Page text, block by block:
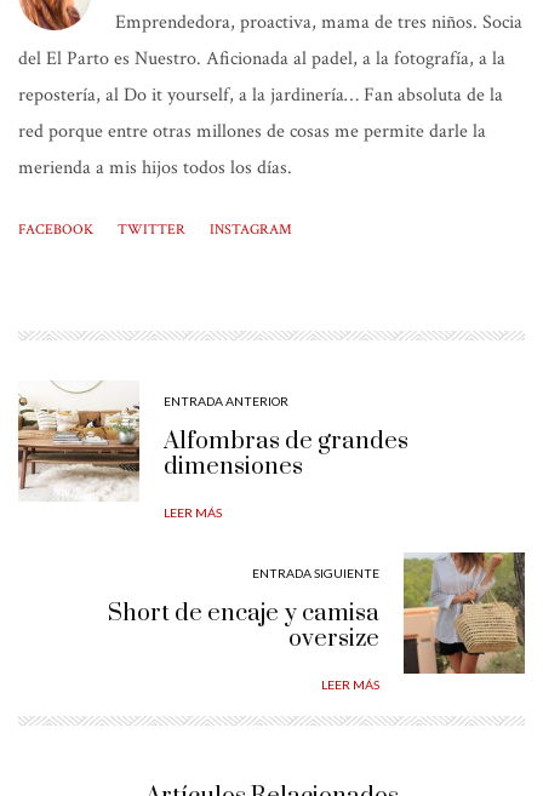
Emprendedora, proactiva, mama de tres niños. Socia
del El Parto es Nuestro. Aficionada al padel, a la fotografía, a la
repostería, al Do it yourself, a la jardinería… Fan absoluta de la
red porque entre otras millones de cosas me permite darle la
merienda a mis hijos todos los días.
FACEBOOK TWITTER INSTAGRAM
ENTRADA ANTERIOR
Alfombras de grandes
dimensiones
LEER MÁS
ENTRADA SIGUIENTE
Short de encaje y camisa
oversize
LEER MÁS